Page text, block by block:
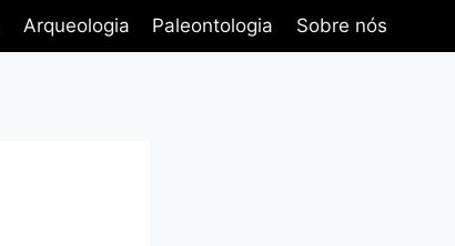
Arqueologia Paleontologia Sobre nós